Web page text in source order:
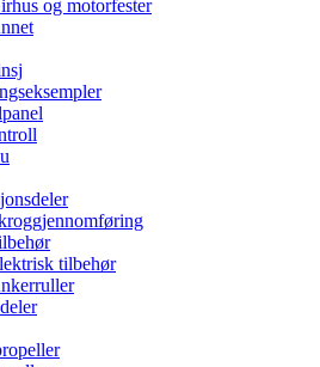
og motorfester
tilbehør